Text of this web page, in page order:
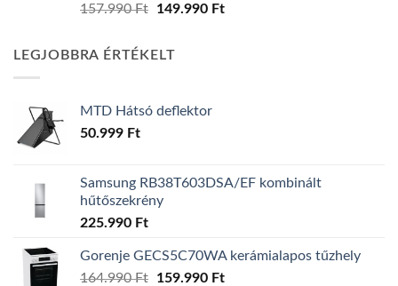
157.990Ft
Original
157.990 Ft.
149.990 FtCurrent
LEGJOBBRA ÉRTÉKELT
MTD Hátsó deflektor
50.999 Ft
Samsung RB38T603DSA/EF kombinált
hűtőszekrény
225.990 Ft
Gorenje GECS5C70WA kerámialapos tűzhely
164.990Ft
Original
159.990 FtCurrent